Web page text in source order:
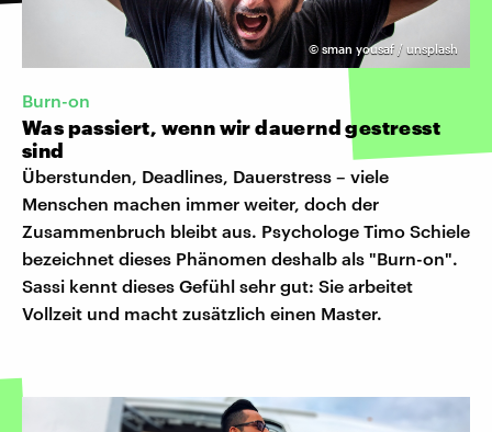
© sman yousaf / unsplash
Burn-on
Was passiert, wenn wir dauernd gestresst
sind
Überstunden, Deadlines, Dauerstress – viele
Menschen machen immer weiter, doch der
Zusammenbruch bleibt aus. Psychologe Timo Schiele
bezeichnet dieses Phänomen deshalb als "Burn-on".
Sassi kennt dieses Gefühl sehr gut: Sie arbeitet
Vollzeit und macht zusätzlich einen Master.